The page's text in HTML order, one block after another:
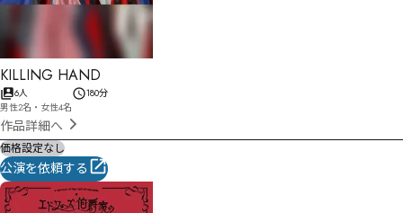
KILLING HAND
6人
男性2名・女性4名
180分
作品詳細へ
価格設定なし
公演を依頼する